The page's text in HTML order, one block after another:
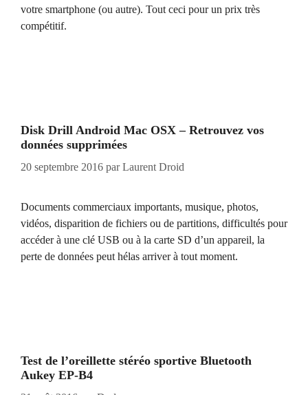
votre smartphone (ou autre). Tout ceci pour un prix très
compétitif.
Disk Drill Android Mac OSX – Retrouvez vos
données supprimées
20 septembre 2016 parLaurent Droid
Documents commerciaux importants, musique, photos,
vidéos, disparition de fichiers ou de partitions, difficultés pour
accéder à une clé USB ou à la carte SD d’un appareil, la
perte de données peut hélas arriver à tout moment.
Test de l’oreillette stéréo sportive Bluetooth
Aukey EP-B4